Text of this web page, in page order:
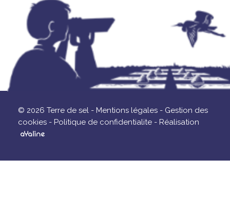
© 2026 Terre de sel - Mentions légales - Gestion des
cookies - Politique de confidentialite - Réalisation